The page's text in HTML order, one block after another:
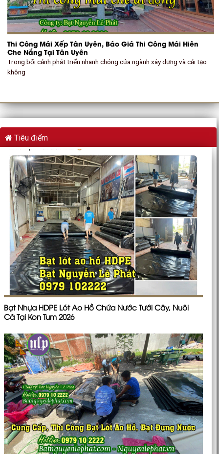
Thi Công Mái Xếp Tân Uyên, Báo Giá Thi Công Mái Hiên
Che Nắng Tại Tân Uyên
Trong bối cảnh phát triển nhanh chóng của ngành xây dựng và cải tạo
không
Tiêu điểm
Bạt Nhựa HDPE Lót Ao Hồ Chứa Nước Tưới Cây, Nuôi
Cá Tại Kon Tum 2026